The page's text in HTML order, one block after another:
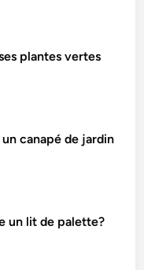
plantes vertes
canapé de jardin
un lit de palette?